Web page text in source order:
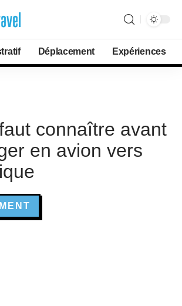
Déplacement Expériences
connaître avant
en avion vers